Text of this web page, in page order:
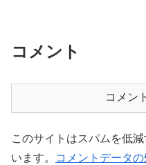
コメント
コメン
このサイトはスパムを低
います。
コメントデータ